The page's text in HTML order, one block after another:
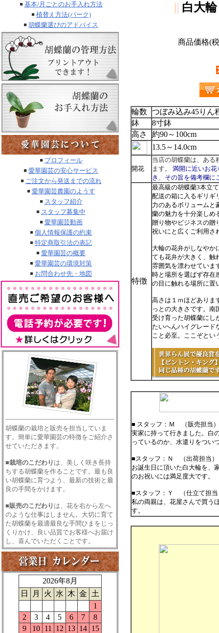
基本/月ごとのお手入れ方法
植替え方法(バーク)
胡蝶蘭選びのアドバイス
プロフィール
愛華園芸の安心サービス
ご注文から発送までの流れ
愛華園芸農園のようす
スタッフ紹介
スタッフ募集中
愛華園芸動画
個人情報保護の約束
特定商取引法の表記
愛華園芸の概要
愛華園芸の環境対策
お問合わせ先・地図
胡蝶蘭の栽培と販売を担当していま
す。簡単に愛華園芸の特徴をご紹介さ
せていただきます。
■栽培のこだわり は、美しく咲き長持
ちする胡蝶蘭を作ることです。最も良
い胡蝶蘭に育つよう、最新の技術と最
良の手間をかけます。
■販売のこだわり は、花を右から左へ
のような仕事はしません。大切に育て
た胡蝶蘭を最適最良な手間ひまをじっ
くりかけ、良い品質でお客様へお届け
し、喜んでいただくことです。
2026年8月
日
月 火 水 木 金
土
1
2
3 4 5 6 7
8
9
10 11 12 13 14 15
|| 白大
商品価格(
輪数
つぼみ込み45りん
鉢
8寸鉢
高さ
約90～100cm
13.5～14.0cm
開花
当店の胡蝶蘭は、ある
ます。
満開に近いお
き、その旨を備考欄に
特徴
最高級の胡蝶蘭3本立
配送の箱に入るギリギ
力のあるボリュームと
蘭の魅力を十分楽しめ
贈り物やビジネスの贈
祝いにと広くご利用さ
大輪の花弁がしなやか
ても花弁が大きく、触
雰囲気を漂わせていま
時と場所を選ばず存在
の目に触れる場所に置
高さは１ｍほどありま
っとの大きさです。南
受け育った胡蝶蘭にし
たいへんハイグレード
こと必至。ここぞとい
■ スタッフ：Ｍ （販売担当）
実家に持って行きました。白
っているのか、水遣りをつい
■スタッフ：Ｎ （出荷担当）
お誕生日に頂いた白大輪を、
のお祝いには満足度大です。
■スタッフ：Ｙ （仕立て担当
私の両親は、花屋さんで買う
す。